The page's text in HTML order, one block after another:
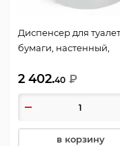
Диспенсер для
бумаги, настенный,
2 402.40 ₽
в корзину